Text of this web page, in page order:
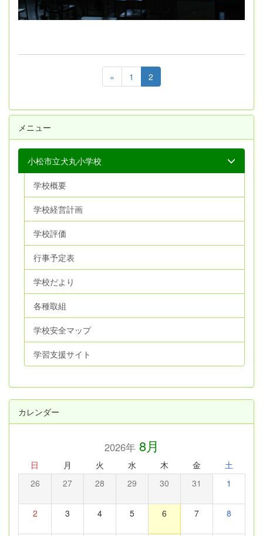
« 1 2
メニュー
小松市立犬丸小学校
学校概要
学校経営計画
学校評価
行事予定表
学校だより
各種取組
学校安全マップ
学習支援サイト
カレンダー
2026年8月
日 月 火 水 木 金 土
26 27 28 29 30 31 1
2 3 4 5 6 7 8